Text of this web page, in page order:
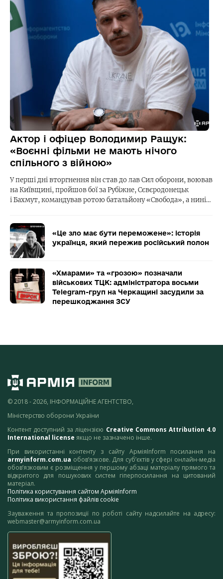
Актор і офіцер Володимир Ращук:
«Воєнні фільми не мають нічого
спільного з війною»
У перші дні вторгнення він став до лав Сил оборони, воював
на Київщині, пройшов бої за Рубіжне, Сєвєродонецьк
і Бахмут, командував ротою батальйону «Свобода», а нині…
«Це зло має бути переможене»: історія
українця, який пережив російський полон
«Хмарами» та «грозою» позначали
військових ТЦК: адміністратора восьми
Telegram-груп на Черкащині засудили за
перешкоджання ЗСУ
© 2018 - 2026, ІНФОРМАЦІЙНЕ АГЕНТСТВО,
Міністерство оборони України
Контент доступний за ліцензією Creative Commons Attribution 4.0
International license якщо не зазначено інше.
При використанні контенту з сайту АрміяInform посилання на
armyinform.com.ua обов’язкове. Для суб’єктів у сфері онлайн-медіа
обов’язковим є розміщення у першому абзаці матеріалу прямого та
відкритого для пошукових систем гіперпосилання на цитований
матеріал.
Політика користування сайтом АрміяInform
Політика використання файлів cookie
Зауваження та пропозиції по роботі сайту надсилайте на адресу:
webmaster@armyinform.com.ua